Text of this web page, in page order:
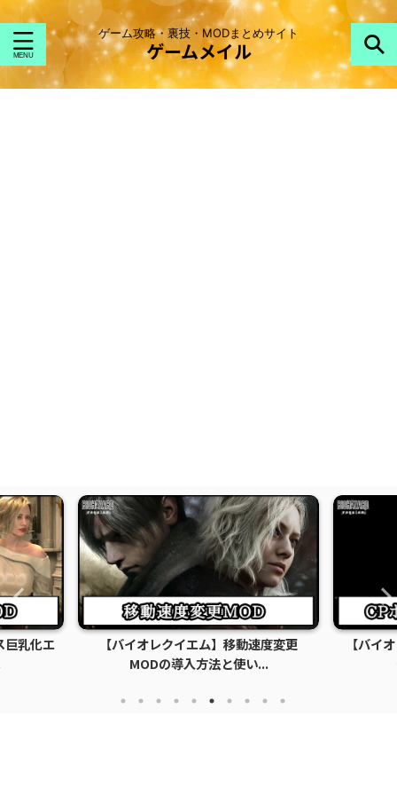
ゲーム攻略・裏技・MODまとめサイト
ゲームメイル
巨乳化エ
【バイオレクイエム】移動速度変更
MODの導入方法と使い...
【バイ